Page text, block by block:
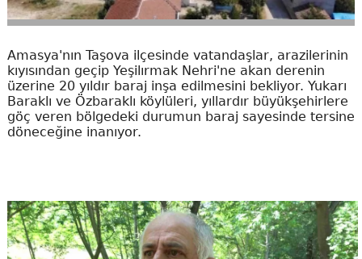
Amasya'nın Taşova ilçesinde vatandaşlar, arazilerinin
kıyısından geçip Yeşilırmak Nehri'ne akan derenin
üzerine 20 yıldır baraj inşa edilmesini bekliyor. Yukarı
Baraklı ve Özbaraklı köylüleri, yıllardır büyükşehirlere
göç veren bölgedeki durumun baraj sayesinde tersine
döneceğine inanıyor.